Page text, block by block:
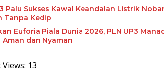
Palu Sukses Kawal Keandalan Listrik
Tanpa Kedip
Euforia Piala Dunia 2026, PLN UP3
Aman dan Nyaman
Views: 13